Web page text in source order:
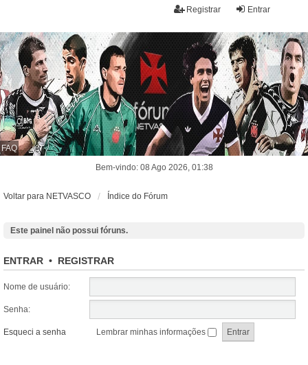
Entrar
Registrar
FAQ
Bem-vindo: 08 Ago 2026, 01:38
Voltar para NETVASCO Índice do Fórum
Este painel não possui fóruns.
ENTRAR • REGISTRAR
Nome de usuário:
Senha:
Esqueci a senha Lembrar minhas informações